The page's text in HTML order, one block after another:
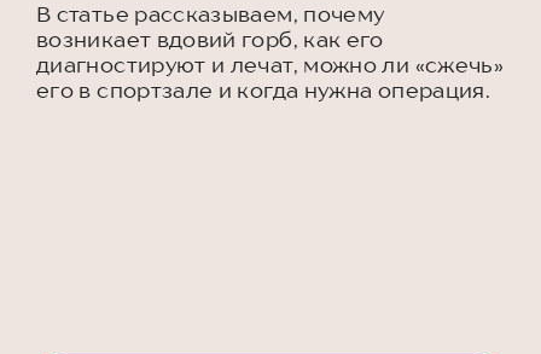
В статье рассказываем, почему
возникает вдовий горб, как его
диагностируют и лечат, можно ли «сжечь»
его в спортзале и когда нужна операция.